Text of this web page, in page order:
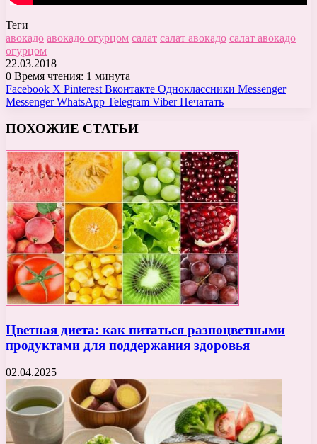
Теги
авокадо авокадо огурцом салат салат авокадо салат авокадо
огурцом
22.03.2018
0 Время чтения: 1 минута
Facebook X Pinterest Вконтакте Одноклассники Messenger
Messenger WhatsApp Telegram Viber Печатать
ПОХОЖИЕ СТАТЬИ
Цветная диета: как питаться разноцветными
продуктами для поддержания здоровья
02.04.2025